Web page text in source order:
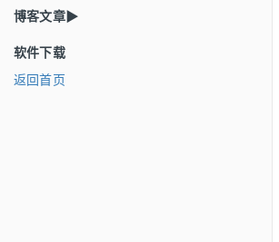
博客文章▶
软件下载
返回首页